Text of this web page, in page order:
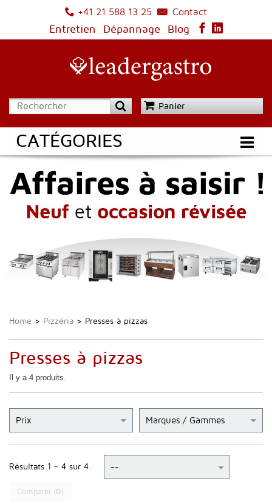
+41 21 588 13 25
Contact
Entretien
Dépannage Blog
Panier
CATÉGORIES
Home > Pizzéria > Presses à pizzas
Presses à pizzas
Il y a 4 produits.
Prix Marques / Gammes
Résultats 1 - 4 sur 4.
Comparer (0)